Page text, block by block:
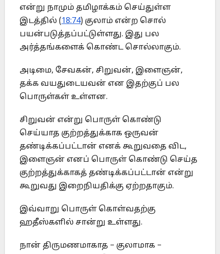
என்று நாமும் தமிழாக்கம் செய்துள்ள
இடத்தில் (18:74) குலாம் என்ற சொல்
பயன்படுத்தப்பட்டுள்ளது. இது பல
அர்த்தங்களைக் கொண்ட சொல்லாகும்.
அடிமை, சேவகன், சிறுவன், இளைஞன்,
தக்க வயதுடையவன் என இதற்குப் பல
பொருள்கள் உள்ளன.
சிறுவன் என்று பொருள் கொண்டு
செய்யாத குற்றத்துக்காக ஒருவன்
தண்டிக்கப்பட்டான் எனக் கூறுவதை விட,
இளைஞன் எனப் பொருள் கொண்டு செய்த
குற்றத்துக்காகத் தண்டிக்கப்பட்டான் என்று
கூறுவது இறைநியதிக்கு ஏற்றதாகும்.
இவ்வாறு பொருள் கொள்வதற்கு
ஹதீஸ்களில் சான்று உள்ளது.
நான் திருமணமாகாத – குலாமாக –